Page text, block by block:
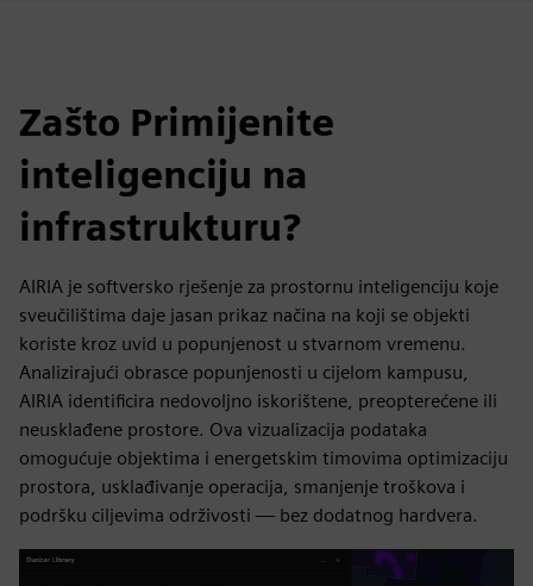
Zašto Primijenite
inteligenciju na
infrastrukturu?
AIRIA je softversko rješenje za prostornu inteligenciju koje
sveučilištima daje jasan prikaz načina na koji se objekti
koriste kroz uvid u popunjenost u stvarnom vremenu.
Analizirajući obrasce popunjenosti u cijelom kampusu,
AIRIA identificira nedovoljno iskorištene, preopterećene ili
neusklađene prostore. Ova vizualizacija podataka
omogućuje objektima i energetskim timovima optimizaciju
prostora, usklađivanje operacija, smanjenje troškova i
podršku ciljevima održivosti — bez dodatnog hardvera.